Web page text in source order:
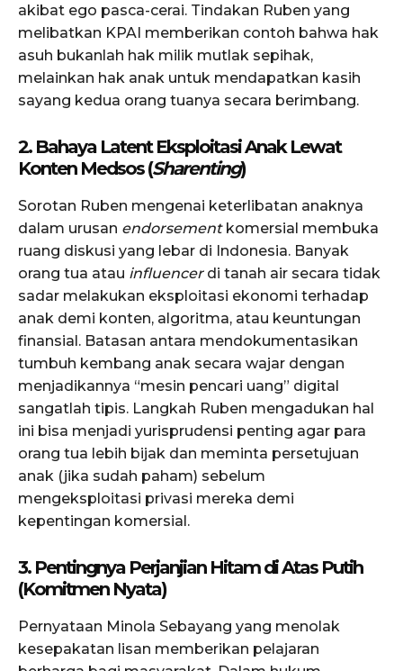
akibat ego pasca-cerai. Tindakan Ruben yang
melibatkan KPAI memberikan contoh bahwa hak
asuh bukanlah hak milik mutlak sepihak,
melainkan hak anak untuk mendapatkan kasih
sayang kedua orang tuanya secara berimbang.
2. Bahaya Latent Eksploitasi Anak Lewat
Konten Medsos (Sharenting)
Sorotan Ruben mengenai keterlibatan anaknya
dalam urusan endorsementkomersial membuka
ruang diskusi yang lebar di Indonesia. Banyak
orang tua atau influencerdi tanah air secara tidak
sadar melakukan eksploitasi ekonomi terhadap
anak demi konten, algoritma, atau keuntungan
finansial. Batasan antara mendokumentasikan
tumbuh kembang anak secara wajar dengan
menjadikannya “mesin pencari uang” digital
sangatlah tipis. Langkah Ruben mengadukan hal
ini bisa menjadi yurisprudensi penting agar para
orang tua lebih bijak dan meminta persetujuan
anak (jika sudah paham) sebelum
mengeksploitasi privasi mereka demi
kepentingan komersial.
3. Pentingnya Perjanjian Hitam di Atas Putih
(Komitmen Nyata)
Pernyataan Minola Sebayang yang menolak
kesepakatan lisan memberikan pelajaran